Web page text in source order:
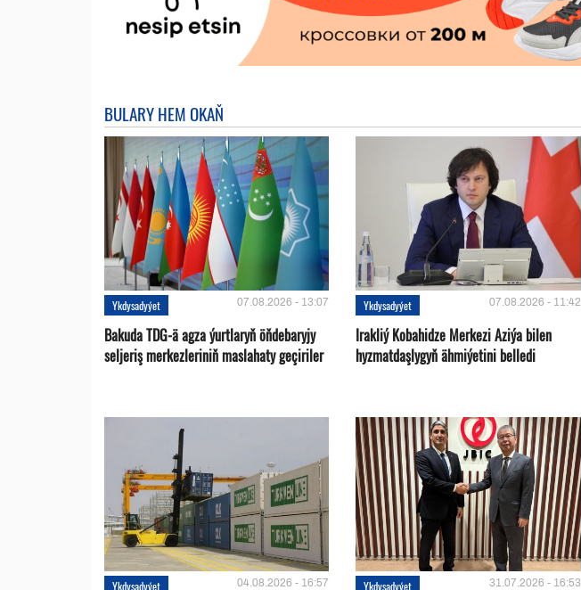
BULARY HEM OKAŇ
Ykdysadyýet 07.08.2026 - 13:07
Bakuda TDG-ä agza ýurtlaryň öňdebaryjy
seljeriş merkezleriniň maslahaty geçiriler
Ykdysadyýet 07.08.2026 - 11:42
Irakliý Kobahidze Merkezi Aziýa bilen
hyzmatdaşlygyň ähmiýetini belledi
Ykdysadyýet 04.08.2026 - 16:57 Ykdysadyýet 31.07.2026 - 16:53